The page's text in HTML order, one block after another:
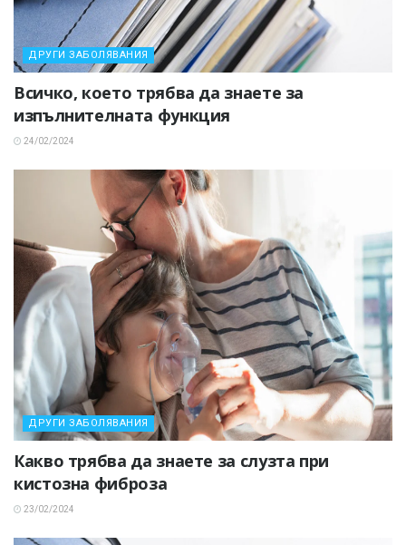
ДРУГИ ЗАБОЛЯВАНИЯ
Всичко, което трябва да знаете за
изпълнителната функция
24/02/2024
ДРУГИ ЗАБОЛЯВАНИЯ
Какво трябва да знаете за слузта при
кистозна фиброза
23/02/2024